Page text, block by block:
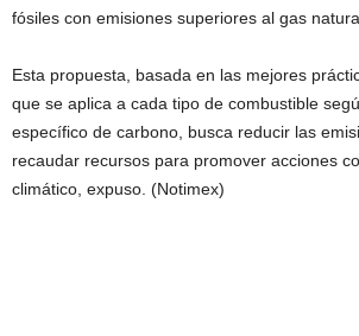
fósiles con emisiones superiores al gas
Esta propuesta, basada en las mejores
que se aplica a cada tipo de combustible
específico de carbono, busca reducir las
recaudar recursos para promover acciones
climático, expuso. (Notimex)